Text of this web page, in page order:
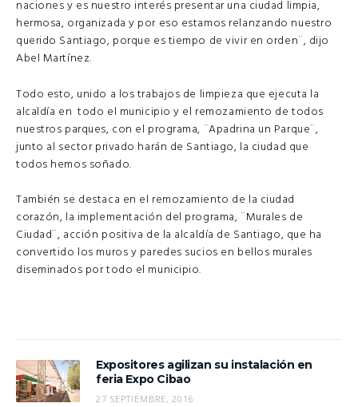
naciones y es nuestro interés presentar una ciudad limpia,
hermosa, organizada y por eso estamos relanzando nuestro
querido Santiago, porque es tiempo de vivir en orden¨, dijo
Abel Martínez.
Todo esto, unido a los trabajos de limpieza que ejecuta la
alcaldía en todo el municipio y el remozamiento de todos
nuestros parques, con el programa, ¨Apadrina un Parque¨,
junto al sector privado harán de Santiago, la ciudad que
todos hemos soñado.
También se destaca en el remozamiento de la ciudad
corazón, la implementación del programa, ¨Murales de
Ciudad¨, acción positiva de la alcaldía de Santiago, que ha
convertido los muros y paredes sucios en bellos murales
diseminados por todo el municipio.
Expositores agilizan su instalación en
feria Expo Cibao
27 SEPTIEMBRE, 2016